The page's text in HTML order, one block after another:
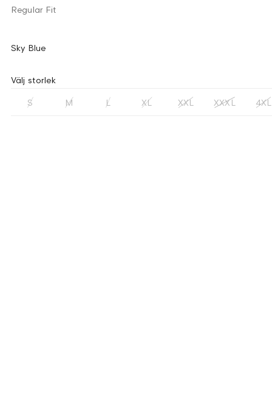
Regular Fit
Sky Blue
Välj storlek
S M L XL XXL XXXL 4XL